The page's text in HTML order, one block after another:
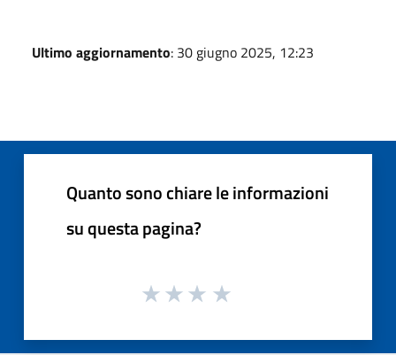
Ultimo aggiornamento: 30 giugno 2025, 12:23
Quanto sono chiare le informazioni
su questa pagina?